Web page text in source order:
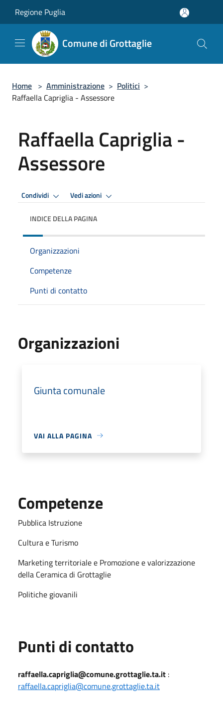
Regione Puglia
Comune di Grottaglie
Home > Amministrazione > Politici >
Raffaella Capriglia - Assessore
Raffaella Capriglia -
Assessore
Condividi Vedi azioni
INDICE DELLA PAGINA
Organizzazioni
Competenze
Punti di contatto
Organizzazioni
Giunta comunale
VAI ALLA PAGINA
Competenze
Pubblica Istruzione
Cultura e Turismo
Marketing territoriale e Promozione e valorizzazione
della Ceramica di Grottaglie
Politiche giovanili
Punti di contatto
raffaella.capriglia@comune.grottaglie.ta.it :
raffaella.capriglia@comune.grottaglie.ta.it